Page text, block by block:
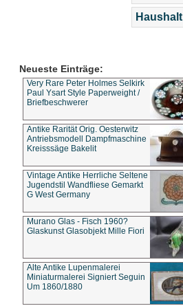
Haushalt
Neueste Einträge:
Very Rare Peter Holmes Selkirk
Paul Ysart Style Paperweight /
Briefbeschwerer
Antike Rarität Orig. Oesterwitz
Antriebsmodell Dampfmaschine
Kreisssäge Bakelit
Vintage Antike Herrliche Seltene
Jugendstil Wandfliese Gemarkt
G West Germany
Murano Glas - Fisch 1960?
Glaskunst Glasobjekt Mille Fiori
Alte Antike Lupenmalerei
Miniaturmalerei Signiert Seguin
Um 1860/1880